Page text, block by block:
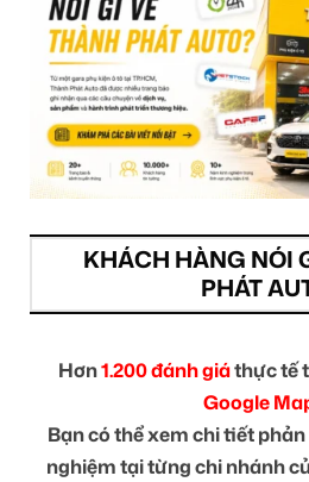
KHÁCH HÀNG NÓI
PHÁT
Hơn1.200 đánh giáthực tế
Google
Bạn có thể xem chi tiết
nghiệm tại từng chi nhánh